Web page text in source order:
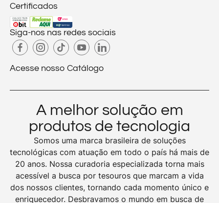
Certificados
Siga-nos nas redes sociais
Acesse nosso Catálogo
A melhor solução em
produtos de tecnologia
Somos uma marca brasileira de soluções
tecnológicas com atuação em todo o país há mais de
20 anos. Nossa curadoria especializada torna mais
acessível a busca por tesouros que marcam a vida
dos nossos clientes, tornando cada momento único e
enriquecedor. Desbravamos o mundo em busca de